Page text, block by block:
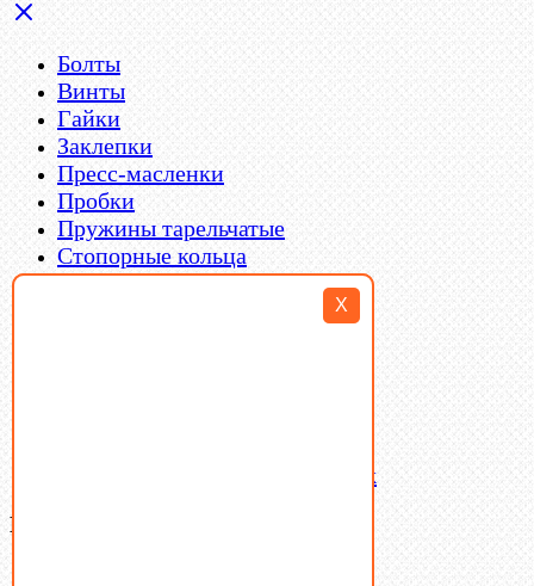
X
Болты
Винты
Гайки
Заклепки
Пресс-масленки
Пробки
Пружины тарельчатые
Стопорные кольца
Такелаж
Латунный и бронзовый крепеж
Ваша корзина